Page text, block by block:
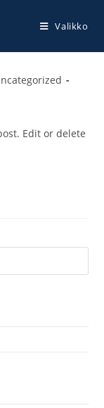
Valikko
Edit or delete